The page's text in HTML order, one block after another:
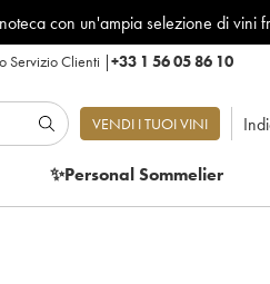
con un'ampia selezione di vini
Servizio Clienti |+33 1 56 05 86 10
VENDI I TUOI VINI
✨Personal Sommelier